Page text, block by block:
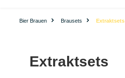
Bier Brauen Brausets Extraktsets
Extraktsets